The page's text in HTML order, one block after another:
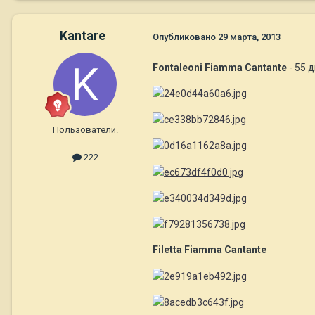
Kantare
Пользователи.
222
Опубликовано 29 марта, 2013
Fontaleoni Fiamma Cantante - 55
Filetta Fiamma Cantante